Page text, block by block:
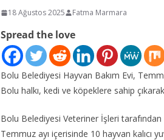
18 Ağustos 2025 Fatma Marmara
Spread the love
Bolu Belediyesi Hayvan Bakım Evi,
Bolu halkı, kedi ve köpeklere sahip
Bolu Belediyesi Veteriner İşleri
Temmuz ayı içerisinde 10 hayvan kalıcı